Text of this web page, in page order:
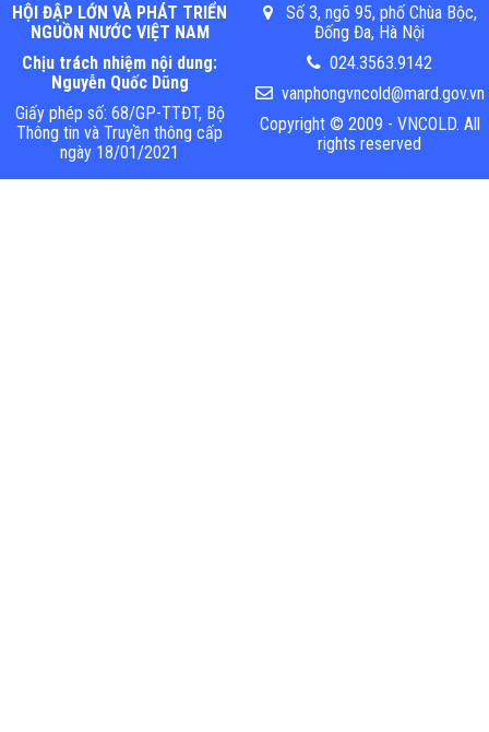
HỘI ĐẬP LỚN VÀ PHÁT TRIỂN
NGUỒN NƯỚC VIỆT NAM
Chịu trách nhiệm nội dung:
Nguyễn Quốc Dũng
Giấy phép số: 68/GP-TTĐT, Bộ
Thông tin và Truyền thông cấp
ngày 18/01/2021
Số 3, ngõ 95, phố Chùa Bộc,
Đống Đa, Hà Nội
024.3563.9142
vanphongvncold@mard.gov.vn
Copyright © 2009 - VNCOLD. All
rights reserved